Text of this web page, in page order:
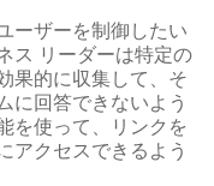
ーザーを制御したい
ス リーダーは特定の
果的に収集して、そ
に回答できないよう
を使って、リンクを
アクセスできるよう